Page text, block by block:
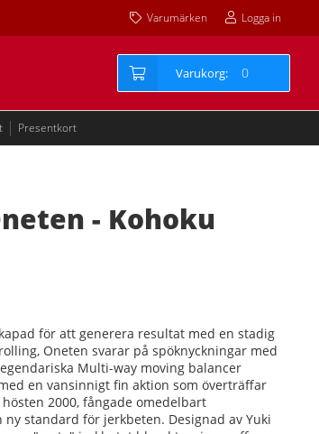
Varumärken Logga in
0
Presentkort
- Kohoku
för att generera resultat med en stadig
Oneten svarar på spöknyckningar med
Multi-way moving balancer
en vansinnigt fin aktion som överträffar
2000, fångade omedelbart
standard för jerkbeten. Designad av Yuki